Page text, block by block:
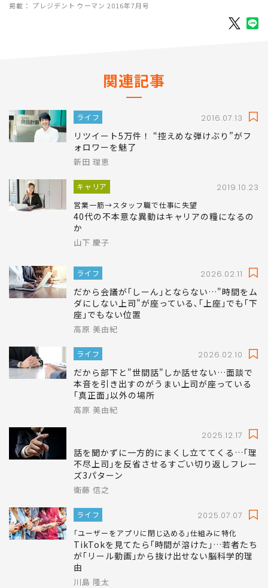
掲載： プレジデント ウーマン 2016年7月号
関連記事
ライフ 2016.07.13
リツイート5万件！ “控えめな弾けぶり”がフ
ォロワーを魅了
新田 理恵
キャリア 2019.10.23
営業一筋→スタッフ職で仕事に失望
40代の不本意な異動はキャリアの糧になるの
か
山下 慶子
ライフ 2026.02.11
だから会議が｢しーん｣とならない…"時間をム
ダにしない上司"が座っている､｢上座｣でも｢下
座｣でもない位置
高原 美由紀
ライフ 2026.02.10
だから部下と"世間話"しか話せない…面談で
本音を引き出すのがうまい上司が座っている
｢真正面｣以外の場所
高原 美由紀
2025.12.17
話を聞かずに一方的にまくし立ててくる…｢理
不尽上司｣を反省させるすごい切り返しフレー
ズ3パターン
衛藤 信之
ライフ 2025.07.07
｢ユーザーをアプリに閉じ込める｣仕組みに特化
TikTokを見てたら｢時間が溶けた｣…若者たち
が｢リール動画｣から抜け出せない脳科学的理
由
川島 隆太